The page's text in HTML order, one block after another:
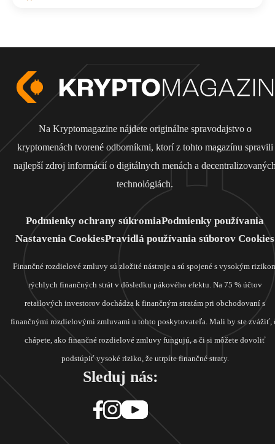
Na Kryptomagazine nájdete originálne spravodajstvo o
kryptomenách tvorené odborníkmi, ktorí z tohto magazínu spravili
najlepší zdroj informácií o digitálnych menách a
technológiách.
Podmienky ochrany súkromiaPodmienky používania
Nastavenia CookiesPravidlá používania súborov Cookies
Finančné rozdielové zmluvy sú zložité nástroje a sú spojené s vysokým
rýchlych finančných strát v dôsledku pákového efektu. Na 75 % účtov
retailových investorov dochádza k finančným stratám pri obchodovaní s
finančnými rozdielovými zmluvami u tohto poskytovateľa. Mali by ste zvážiť,
chápete, ako finančné rozdielové zmluvy fungujú, a či si môžete dovoliť
podstúpiť vysoké riziko, že utrpíte finančné straty.
Sleduj nás: